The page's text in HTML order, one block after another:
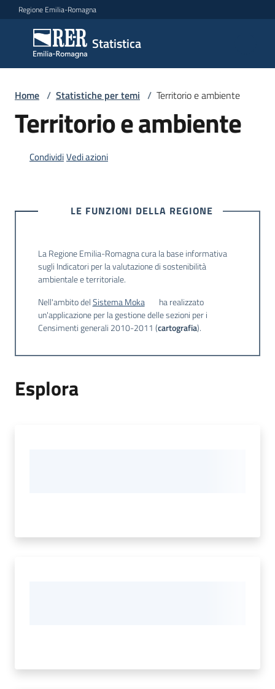
Vai al contenuto
Vai alla navigazione
Vai al footer
Regione Emilia-Romagna
Statistica
Statistica
Novità
e
Statistiche
Metadati
Seguici
Home / Statistiche per temi / Territorio e ambiente
Territorio e ambiente
CondividiVedi azioni
LE FUNZIONI DELLA REGIONE
La Regione Emilia-Romagna cura la base informativa
sugli Indicatori per la valutazione di sostenibilità
ambientale e territoriale.
Nell'ambito delSistema Moka
ha realizzato
un'applicazione per la gestione delle sezioni per i
Censimenti generali 2010-2011 (cartografia).
Esplora